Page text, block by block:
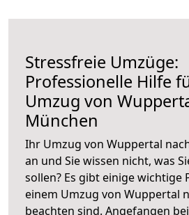
Stressfreie Umzüge:
Professionelle Hilfe
Umzug von
München
Ihr Umzug von Wuppertal
an und Sie wissen nicht, was
sollen? Es gibt einige wichtige
einem Umzug von Wuppertal
beachten sind. Angefangen